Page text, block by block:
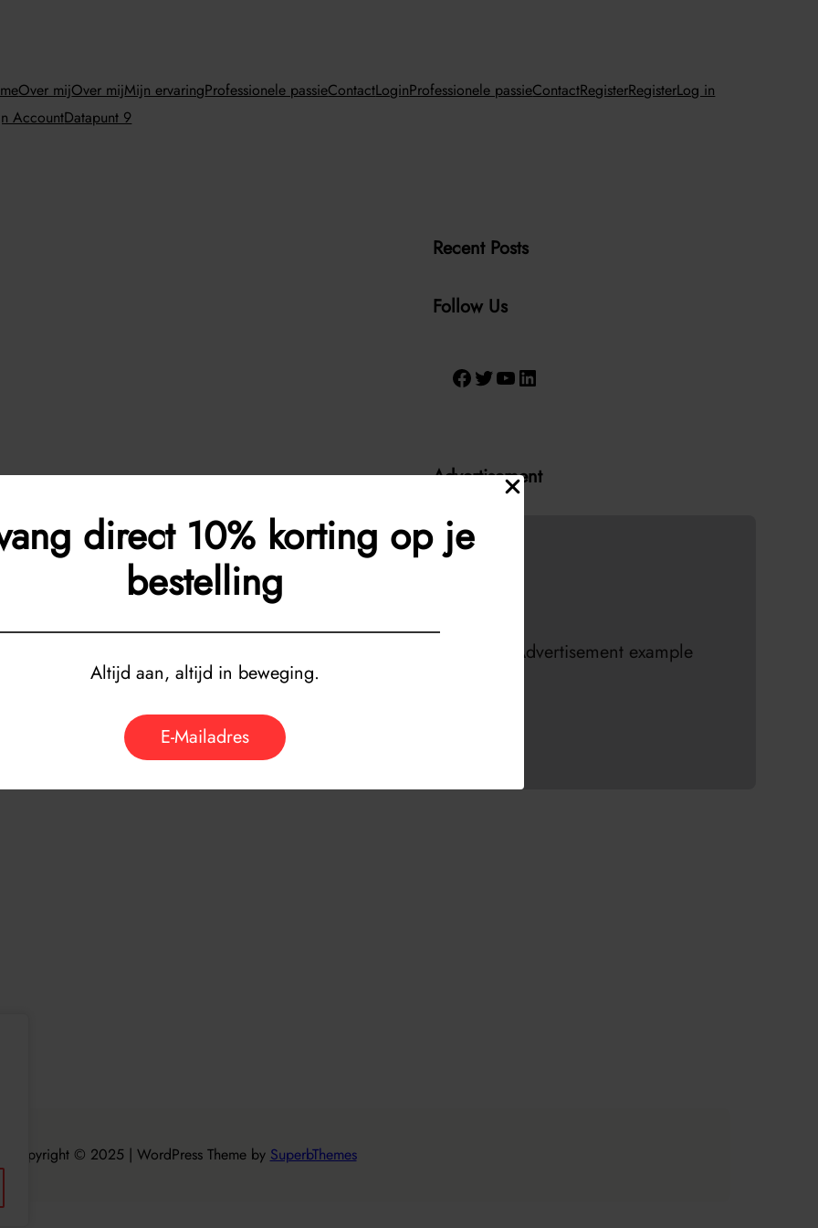
direct 10% korting op je
bestelling
Altijd aan, altijd in beweging.
E-Mailadres
Over mijOver mijMijn ervaringProfessionele passieContactLoginProfessionele passieContactRegisterRegisterLog in
AccountDatapunt 9
Recent Posts
Follow Us
Facebook Twitter YouTube LinkedIn
Advertisement
Advertisement example
Copyright © 2025 | WordPress Theme by SuperbThemes